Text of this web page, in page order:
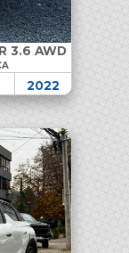
3.6 AWD
2022